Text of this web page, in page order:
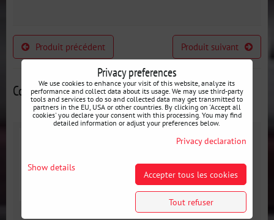
Produit précédent Produit suivant
Contributions alternatives
Privacy preferences
We use cookies to enhance your visit of this website, analyze its
performance and collect data about its usage. We may use third-party
tools and services to do so and collected data may get transmitted to
partners in the EU, USA or other countries. By clicking on 'Accept all
cookies' you declare your consent with this processing. You may find
detailed information or adjust your preferences below.
Privacy declaration
Show details
Accepter tous les cookies
Tout refuser